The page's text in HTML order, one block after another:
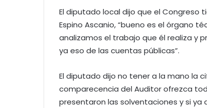
El diputado local dijo que el Congreso
Espino Ascanio, “bueno es el órgano
analizamos el trabajo que él realiza y
ya eso de las cuentas públicas”.
El diputado dijo no tener a la mano la
comparecencia del Auditor ofrezca
presentaron las solventaciones y si ya